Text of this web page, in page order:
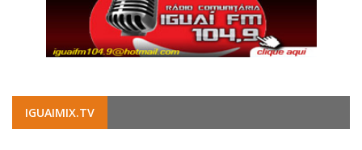
IGUAIMIX.TV